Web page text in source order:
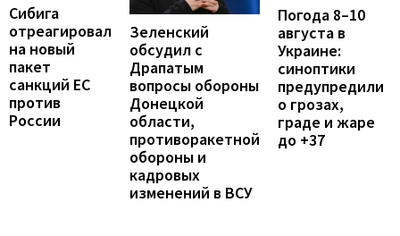
Сибига
отреагировал
на новый
пакет
санкций ЕС
против
России
Зеленский
обсудил с
Драпатым
вопросы обороны
Донецкой
области,
противоракетной
обороны и
кадровых
изменений в ВСУ
Погода 8–10
августа в
Украине:
синоптики
предупредили
о грозах,
граде и жаре
до +37